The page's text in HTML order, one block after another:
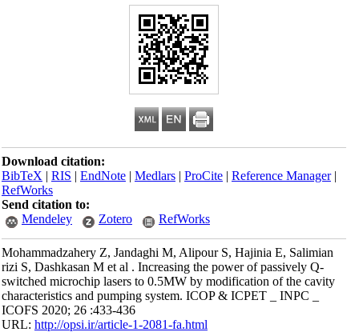
Download citation:
BibTeX|RIS|EndNote|Medlars|ProCite|Reference Manager
RefWorks
Send citation to:
Mendeley
Zotero RefWorks
Mohammadzahery Z, Jandaghi M, Alipour S, Hajinia E, Salimian
rizi S, Dashkasan M et al . Increasing the power of passively Q-
switched microchip lasers to 0.5MW by modification of the cavity
characteristics and pumping system. ICOP & ICPET _ INPC _
ICOFS 2020; 26 :433-436
URL:http://opsi.ir/article-1-2081-fa.html